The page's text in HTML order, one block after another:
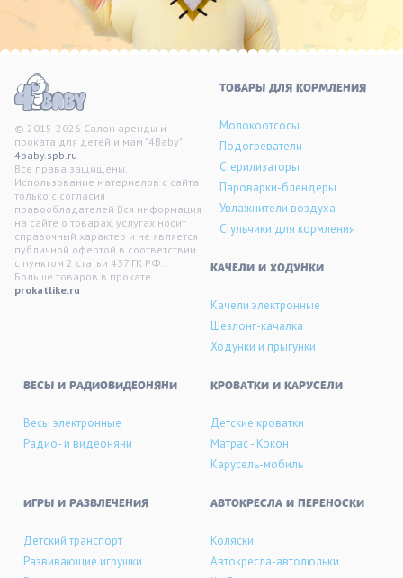
© 2015-2026 Салон аренды и
проката для детей и мам "4Baby"
4baby.spb.ru
Все права защищены.
Использование материалов с сайта
только с согласия
правообладателей Вся информация
на сайте о товарах, услугах носит
справочный характер и не является
публичной офертой в соответствии
с пунктом 2 статьи 437 ГК РФ. .
Больше товаров в прокате
prokatlike.ru
ТОВАРЫ ДЛЯ КОРМЛЕНИЯ
Молокоотсосы
Подогреватели
Стерилизаторы
Пароварки-блендеры
Увлажнители воздуха
Стульчики для кормления
KАЧЕЛИ И ХОДУНКИ
Качели электронные
Шезлонг-качалка
Ходунки и прыгунки
ВЕСЫ И РАДИОВИДЕОНЯНИ
Весы электронные
Радио- и видеоняни
КРОВАТКИ И КАРУСЕЛИ
Детские кроватки
Матрас - Кокон
Карусель-мобиль
ИГРЫ И РАЗВЛЕЧЕНИЯ
Детский транспорт
Развивающие игрушки
АВТОКРЕСЛА И ПЕРЕНОСКИ
Коляски
Автокресла-автолюльки